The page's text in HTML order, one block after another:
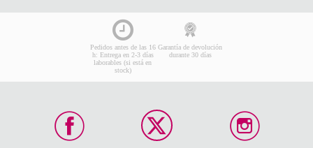
Pedidos antes de las 16
h: Entrega en 2-3 días
laborables (si está en
stock)
Garantía de devolución
durante 30 días